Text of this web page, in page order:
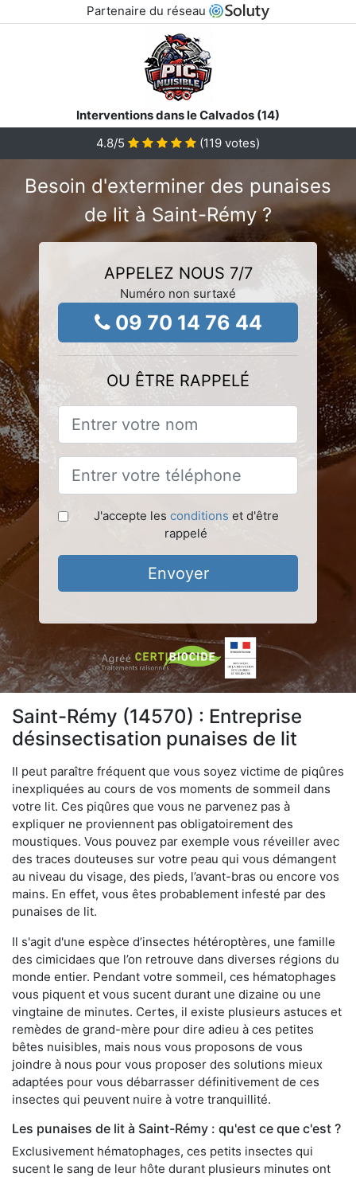
Partenaire du réseau
Interventions dans le Calvados (14)
4.8/5 (119 votes)
Besoin d'exterminer des punaises
de lit à Saint-Rémy ?
APPELEZ NOUS 7/7
Numéro non surtaxé
09 70 14 76 44
OU ÊTRE RAPPELÉ
J'accepte les conditions et d'être
rappelé
Envoyer
Saint-Rémy (14570) : Entreprise
désinsectisation punaises de lit
Il peut paraître fréquent que vous soyez victime de piqûres
inexpliquées au cours de vos moments de sommeil dans
votre lit. Ces piqûres que vous ne parvenez pas à
expliquer ne proviennent pas obligatoirement des
moustiques. Vous pouvez par exemple vous réveiller avec
des traces douteuses sur votre peau qui vous démangent
au niveau du visage, des pieds, l’avant-bras ou encore vos
mains. En effet, vous êtes probablement infesté par des
punaises de lit.
Il s'agit d'une espèce d’insectes hétéroptères, une famille
des cimicidaes que l’on retrouve dans diverses régions du
monde entier. Pendant votre sommeil, ces hématophages
vous piquent et vous sucent durant une dizaine ou une
vingtaine de minutes. Certes, il existe plusieurs astuces et
remèdes de grand-mère pour dire adieu à ces petites
bêtes nuisibles, mais nous vous proposons de vous
joindre à nous pour vous proposer des solutions mieux
adaptées pour vous débarrasser définitivement de ces
insectes qui peuvent nuire à votre tranquillité.
Les punaises de lit à Saint-Rémy : qu'est ce que c'est ?
Exclusivement hématophages, ces petits insectes qui
sucent le sang de leur hôte durant plusieurs minutes ont